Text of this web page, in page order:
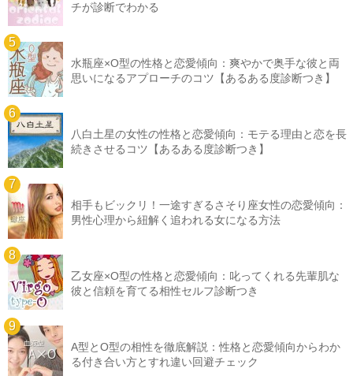
チが診断でわかる
水瓶座×O型の性格と恋愛傾向：爽やかで奥手な彼と両
思いになるアプローチのコツ【あるある度診断つき】
八白土星の女性の性格と恋愛傾向：モテる理由と恋を長
続きさせるコツ【あるある度診断つき】
相手もビックリ！一途すぎるさそり座女性の恋愛傾向：
男性心理から紐解く追われる女になる方法
乙女座×O型の性格と恋愛傾向：叱ってくれる先輩肌な
彼と信頼を育てる相性セルフ診断つき
A型とO型の相性を徹底解説：性格と恋愛傾向からわか
る付き合い方とすれ違い回避チェック